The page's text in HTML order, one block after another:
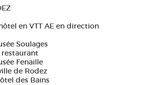
en VTT AE en direction
Soulages
restaurant
Fenaille
de Rodez
des Bains